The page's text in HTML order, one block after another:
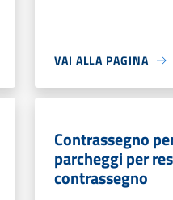
VAI ALLA PAGINA
Contrassegno
parcheggi per
contrassegno